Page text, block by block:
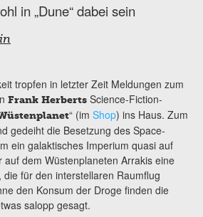
in „Dune“ dabei sein
tropfen in letzter Zeit Meldungen zum
Frank Herberts Science-Fiction-
“ (im Shop) ins Haus. Zum
gedeiht die Besetzung des Space-
ein galaktisches Imperium quasi auf
auf dem Wüstenplaneten Arrakis eine
für den interstellaren Raumflug
den Konsum der Droge finden die
salopp gesagt.